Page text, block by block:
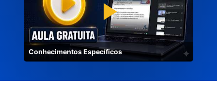
Conhecimentos Específicos